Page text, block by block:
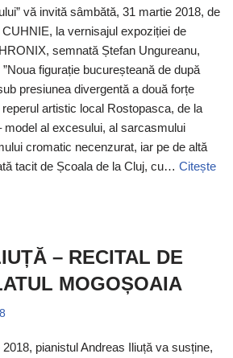
vă invită sâmbătă, 31 martie 2018, de
la vernisajul expoziției de
semnată Ștefan Ungureanu,
figurație bucureșteană de după
presiunea divergentă a două forțe
artistic local Rostopasca, de la
model al excesului, al sarcasmului
cromatic necenzurat, iar pe de altă
tacit de Școala de la Cluj, cu… Citește
– RECITAL DE
MOGOȘOAIA
pianistul Andreas Iliuță va susține,